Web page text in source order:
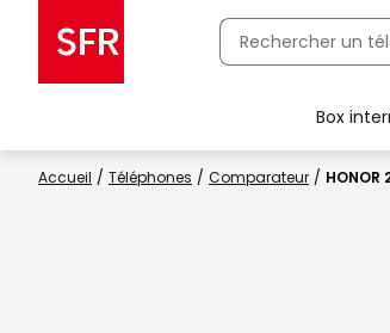
Box
Accueil Téléphones Comparateur HONOR